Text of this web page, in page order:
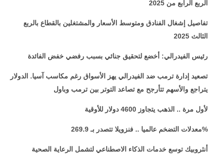
الربع الرابع من 2025
تفاصيل إشغال الفنادق ومتوسط الأسعار والمشتغلين بالقطاع بالربع
الثالث 2025
رئيس الفيدرالي: أخضع لتحقيق جنائي بسبب رفضي خفض الفائدة
تصعيد إدارة ترمب ضد الفيدرالي يهز الأسواق رغم مكاسب آسيا. الدولار
يتراجع والأسهم تتأرجح مع تصاعد التوتر بين ترمب وباول
لأول مرة .. الذهب يتجاوز 4600 دولار للأوقية
معدلات التضخم عالميا .. فنزويلا تتصدر بـ 269.9%
أنثروبيك توسع خدمات الذكاء الاصطناعي لتشمل الرعاية الصحية